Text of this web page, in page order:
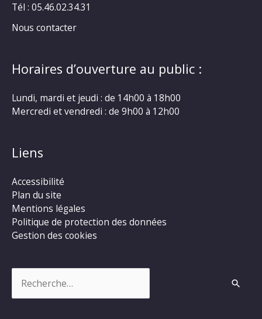
Tél : 05.46.02.34.31
Nous contacter
Horaires d’ouverture au public :
Lundi, mardi et jeudi : de 14h00 à 18h00
Mercredi et vendredi : de 9h00 à 12h00
Liens
Accessibilité
Plan du site
Mentions légales
Politique de protection des données
Gestion des cookies